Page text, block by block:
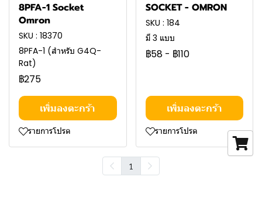
8PFA-1 Socket
Omron
SKU : 18370
8PFA-1 (สำหรับ G4Q-
Rat)
฿275
เพิ่มลงตะกร้า
รายการโปรด
SOCKET - OMRON
SKU : 184
มี 3 แบบ
฿58- ฿110
เพิ่มลงตะกร้า
รายการโปรด
1